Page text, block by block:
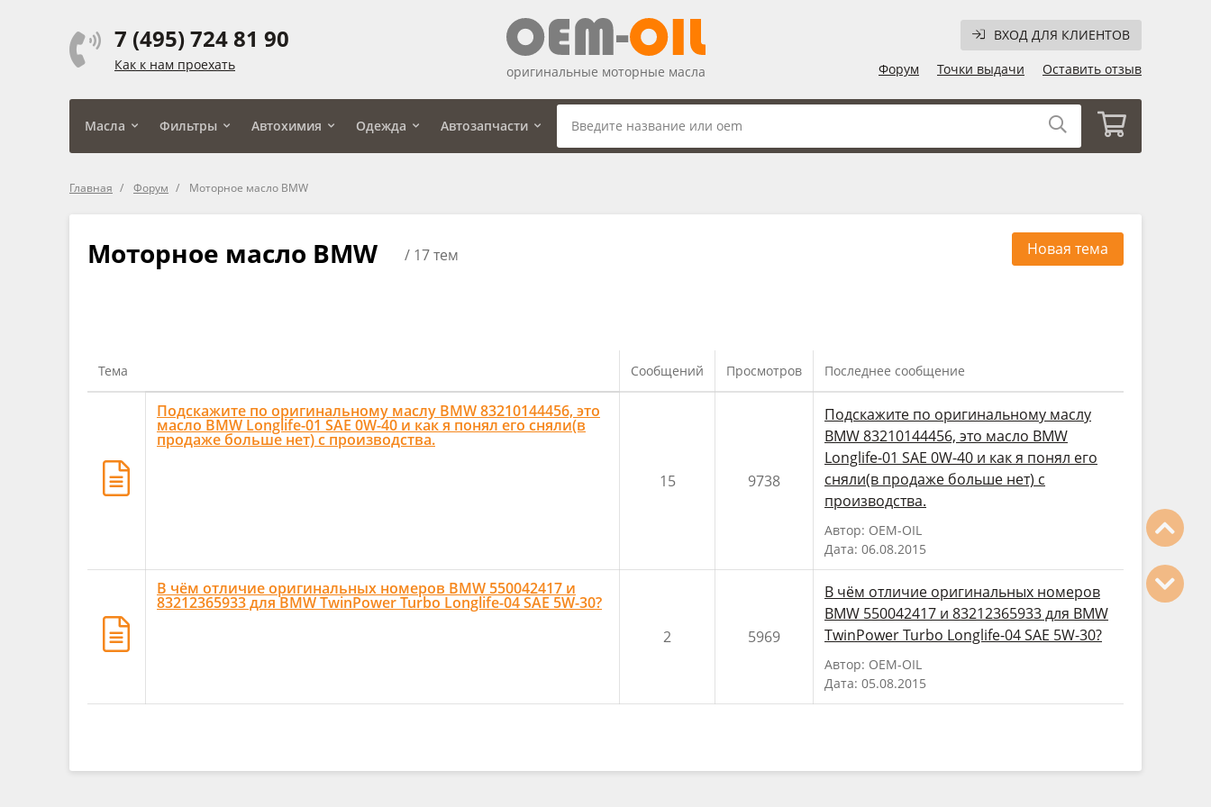
7 (495) 724 81 90
Как к нам проехать
ВХОД ДЛЯ КЛИЕНТОВ
Форум
Точки выдачи Оставить отзыв
оригинальные моторные масла
Масла Фильтры Автохимия Одежда Автозапчасти
Главная Форум Моторное масло BMW
Моторное масло BMW / 17 тем Новая тема
Тема Сообщений Просмотров Последнее сообщение
Подскажите по оригинальному маслу BMW 83210144456, это
масло BMW Longlife-01 SAE 0W-40 и как я понял его сняли(в
продаже больше нет) с производства.
15 9738
Подскажите по оригинальному маслу
BMW 83210144456, это масло BMW
Longlife-01 SAE 0W-40 и как я понял его
сняли(в продаже больше нет) с
производства.
Автор: OEM-OIL
Дата: 06.08.2015
В чём отличие оригинальных номеров BMW 550042417 и
83212365933 для BMW TwinPower Turbo Longlife-04 SAE 5W-30?
2
5969
В чём отличие оригинальных номеров
BMW 550042417 и 83212365933 для BMW
TwinPower Turbo Longlife-04 SAE 5W-30?
Автор: OEM-OIL
Дата: 05.08.2015